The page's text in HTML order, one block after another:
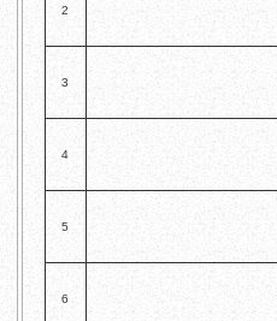
2
3
4
5
6